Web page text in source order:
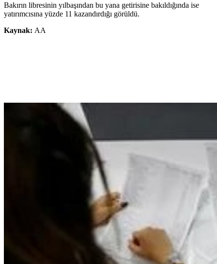
Bakırın libresinin yılbaşından bu yana getirisine bakıldığında ise
yatırımcısına yüzde 11 kazandırdığı görüldü.
Kaynak: AA